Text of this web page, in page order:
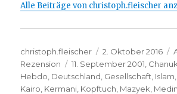
Alle Beiträge von christoph.fleischer
Autor
christoph.fleischer
Veröffentlicht
am
2. Oktober 2016
Rezension
Schlagwörter
11. September 2001
Hebdo Deutschland Gesellschaft Islam
Kairo Kermani Kopftuch Mazyek